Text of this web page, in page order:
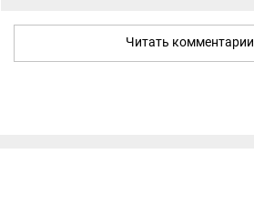
Читать комментарии